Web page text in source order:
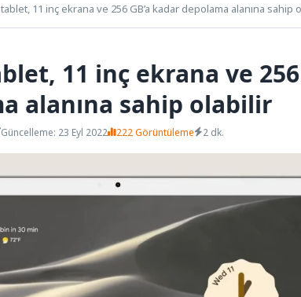
11 inç ekrana ve 256 GB’a kadar depolama alanına sahip
11 inç ekrana ve 256
alanına sahip olabilir
Güncelleme: 23 Eyl 2022 222 Görüntüleme 2 dk.